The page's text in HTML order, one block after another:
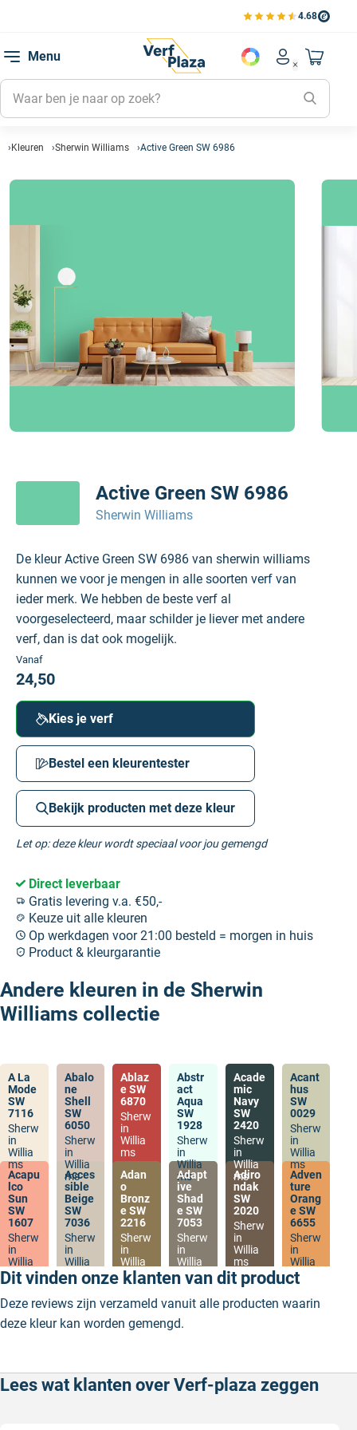
4.68
Bekijk de verfplaza
Menu
Account
Mijn
Mijn
Mijn
Naar
Kleuren Sherwin Williams Active Green SW 6986
Active Green SW 6986
Sherwin Williams
De kleur Active Green SW 6986 van sherwin williams
kunnen we voor je mengen in alle soorten verf van
ieder merk. We hebben de beste verf al
voorgeselecteerd, maar schilder je liever met andere
verf, dan is dat ook mogelijk.
Vanaf
24,50
Kies je verf
Bestel een kleurentester
Bekijk producten met deze kleur
Let op: deze kleur wordt speciaal voor jou gemengd
Direct leverbaar
Gratis levering v.a. €50,-
Keuze uit alle kleuren
Op werkdagen voor 21:00 besteld = morgen in huis
Product & kleurgarantie
Andere kleuren in de Sherwin
Williams collectie
A La
Mode
SW
7116
Sherw
in
Willia
ms
Abalo
ne
Shell
SW
6050
Sherw
in
Willia
ms
Ablaz
e SW
6870
Sherw
in
Willia
ms
Abstr
act
Aqua
SW
1928
Sherw
in
Willia
ms
Acade
mic
Navy
SW
2420
Sherw
in
Willia
ms
Acant
hus
SW
0029
Sherw
in
Willia
ms
Acapu
lco
Sun
SW
1607
Sherw
in
Willia
ms
Acces
sible
Beige
SW
7036
Sherw
in
Willia
ms
Adan
o
Bronz
e SW
2216
Sherw
in
Willia
ms
Adapt
ive
Shad
e SW
7053
Sherw
in
Willia
ms
Adiro
ndak
SW
2020
Sherw
in
Willia
ms
Adven
ture
Orang
e SW
6655
Sherw
in
Willia
ms
Dit vinden onze klanten van dit product
Deze reviews zijn verzameld vanuit alle producten waarin
deze kleur kan worden gemengd.
Lees wat klanten over Verf-plaza zeggen